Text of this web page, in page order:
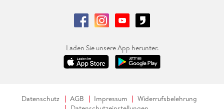
Laden Sie unsere App herunter.
Datenschutz AGB Impressum
Widerrufsbelehrung